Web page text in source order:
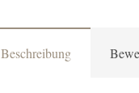
Beschreibung